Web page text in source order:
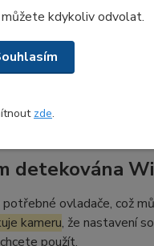
, může být nutné povolit
ve výchozím
kamery.
kameru. Světlo
detekována
ovladače, což
kameru, že nastavení
použít.
kdykoliv odvolat.
zde.